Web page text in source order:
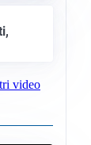
video